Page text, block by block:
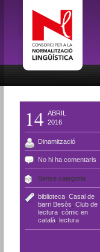
14 ABRIL
2016
Dinamització
No hi ha comentaris
Sense categoria
biblioteca, Casal de
barri Besòs Club de
lectura, còmic en
català, lectura